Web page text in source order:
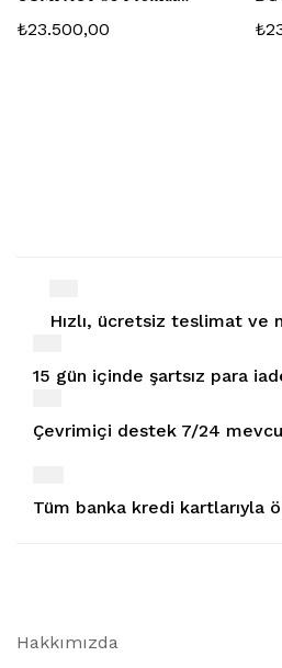
Yoğuşmalı Kombi
₺23.500,00 ₺
Hızlı, ücretsiz teslimat ve
15 gün içinde şartsız para
Çevrimiçi destek 7/24
Tüm banka kredi kartlarıyla
Hakkımızda